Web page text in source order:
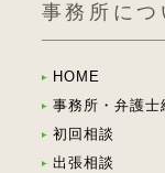
事務所につ
HOME
事務所・弁護士
初回相談
出張相談